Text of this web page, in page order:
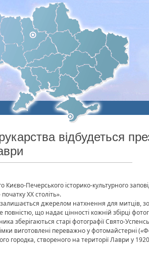
відбудеться
Печерського історико-культурного
XX століть».
джерелом натхнення для митців,
що надає цінності кожній збірці
зберігаються старі фотографії Свято-
виготовлені переважно у фотомайстерні
городка, створеного на території Лаври у